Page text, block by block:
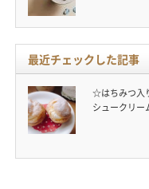
最近チェックした記事
☆はちみつ入
シュークリ